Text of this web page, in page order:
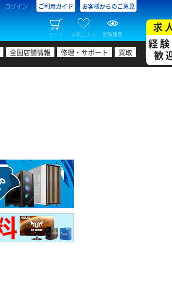
ログイン ご利用ガイド お客様からのご意見
カート お気に入り 閲覧履歴
全国店舗情報 修理・サポート 買取
求
経
歓